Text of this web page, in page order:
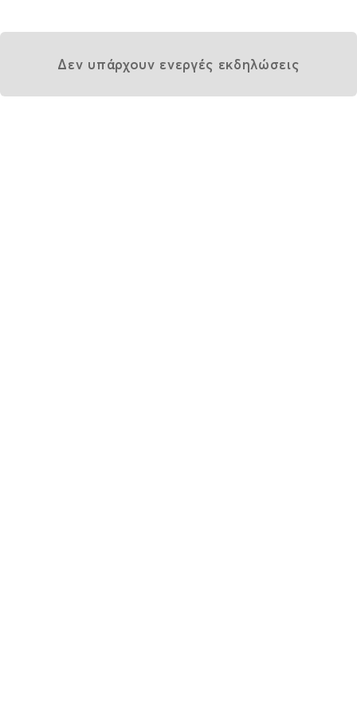
Δεν υπάρχουν ενεργές εκδηλώσεις